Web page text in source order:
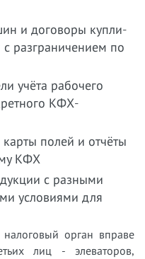
и договоры купли-
разграничением по
учёта рабочего
КФХ-
полей и отчёты
КФХ
с разными
условиями для
орган вправе
лиц - элеваторов,